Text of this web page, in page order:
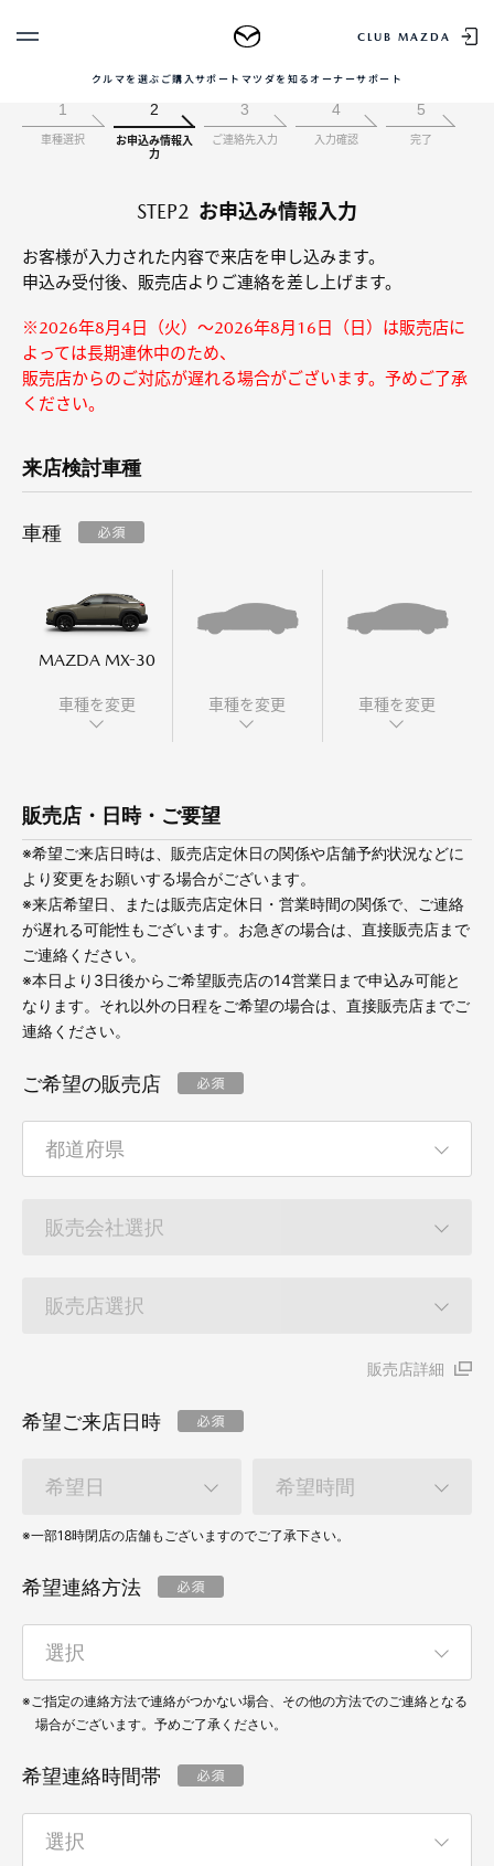
CLUB MAZDA
クルマを選ぶ ご購入サポート マツダを知る オーナーサポート
クルマを選ぶ
車種・グレード比較
ご購入サポート
カンタン見積り
販売店検索
試乗車検索
購入相談
マツダを知る
リコール情報
ニュースルーム
企業・IR・採用
ログイン
新規会員登録
ゲスト 様
お知らせ配信の登録・解除
ログアウト
購入相談
1
車種選択
2
お申込み情報入
力
3
ご連絡先入力
4
入力確認
5
完了
STEP2 お申込み情報入力
お客様が入力された内容で来店を申し込みます。
申込み受付後、販売店よりご連絡を差し上げます。
※2026年8月4日（火）～2026年8月16日（日）は販売店に
よっては長期連休中のため、
販売店からのご対応が遅れる場合がございます。予めご了承
ください。
来店検討車種
車種
MAZDA MX-30
車種を変更 車種を変更 車種を変更
販売店・日時・ご要望
※希望ご来店日時は、販売店定休日の関係や店舗予約状況などに
より変更をお願いする場合がございます。
※来店希望日、または販売店定休日・営業時間の関係で、ご連絡
が遅れる可能性もございます。お急ぎの場合は、直接販売店まで
ご連絡ください。
※本日より3日後からご希望販売店の14営業日まで申込み可能と
なります。それ以外の日程をご希望の場合は、直接販売店までご
連絡ください。
ご希望の販売店
販売店詳細
希望ご来店日時
※一部18時閉店の店舗もございますのでご了承下さい。
希望連絡方法
※ご指定の連絡方法で連絡がつかない場合、その他の方法でのご連絡となる
場合がございます。予めご了承ください。
希望連絡時間帯